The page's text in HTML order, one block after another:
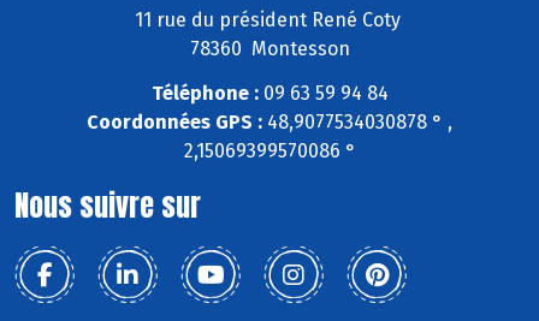
11 rue du président René Coty
78360 Montesson
Téléphone :09 63 59 94 84
Coordonnées GPS : 48,9077534030878 ° ,
2,15069399570086 °
Nous suivre sur